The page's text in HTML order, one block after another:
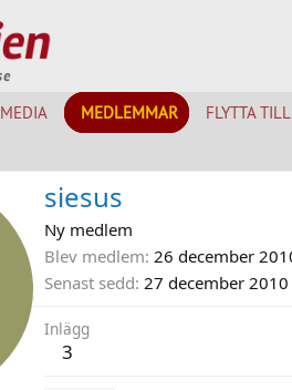
MEDIA MEDLEMMAR FLYTTA
siesus
Ny medlem
Blev medlem 26 december
Senast sedd 27 december 2010
Inlägg
3